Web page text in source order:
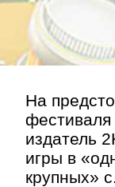
На
издатель
игры в
крупных»
Контакт»